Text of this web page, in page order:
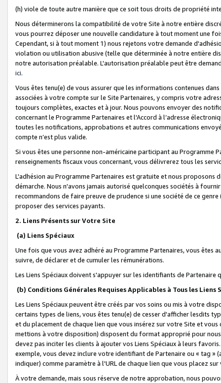
(h) viole de toute autre manière que ce soit tous droits de propriété
Nous déterminerons la compatibilité de votre Site à notre entière
vous pourrez déposer une nouvelle candidature à tout moment une
Cependant, si à tout moment 1) nous rejetons votre demande
violation ou utilisation abusive (telle que déterminée à notre entière
notre autorisation préalable. L'autorisation préalable peut être
ici.
Vous êtes tenu(e) de vous assurer que les informations contenues
associées à votre compte sur le Site Partenaires, y compris votre
toujours complètes, exactes et à jour. Nous pouvons envoyer des
concernant le Programme Partenaires et l'Accord à l’adresse
toutes les notifications, approbations et autres communications
compte n’est plus valide.
Si vous êtes une personne non-américaine participant au
renseignements fiscaux vous concernant, vous délivrerez tous les
L'adhésion au Programme Partenaires est gratuite et nous proposons
démarche. Nous n'avons jamais autorisé quelconques sociétés à
recommandons de faire preuve de prudence si une société de ce
proposer des services payants.
2. Liens Présents sur Votre Site
(a) Liens Spéciaux
Une fois que vous avez adhéré au Programme Partenaires, vous êtes
suivre, de déclarer et de cumuler les rémunérations.
Les Liens Spéciaux doivent s'appuyer sur les identifiants de Partenaire
(b) Conditions Générales Requises Applicables à Tous les Liens
Les Liens Spéciaux peuvent être créés par vos soins ou mis à votre
certains types de liens, vous êtes tenu(e) de cesser d'afficher lesdits
et du placement de chaque lien que vous insérez sur votre Site et
mettions à votre disposition) disposent du format approprié pour
devez pas inciter les clients à ajouter vos Liens Spéciaux à leurs
exemple, vous devez inclure votre identifiant de Partenaire ou « tag
indiquer) comme paramètre à l'URL de chaque lien que vous placez
À votre demande, mais sous réserve de notre approbation, nous